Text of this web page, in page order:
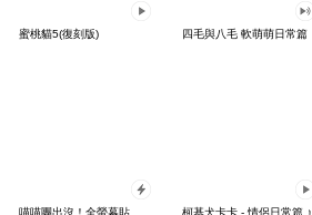
蜜桃貓5(復刻版) 四毛與八毛 軟萌萌日常篇
柯基犬卡卡 - 情侶日常篇 ♪